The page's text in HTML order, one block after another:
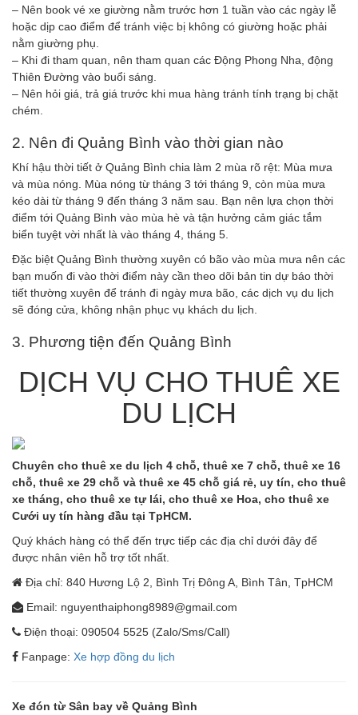
– Nên book vé xe giường nằm trước hơn 1 tuần vào các ngày lễ
hoặc dịp cao điểm để tránh việc bị không có giường hoặc phải
nằm giường phụ.
– Khi đi tham quan, nên tham quan các Động Phong Nha, động
Thiên Đường vào buổi sáng.
– Nên hỏi giá, trả giá trước khi mua hàng tránh tính trạng bị chặt
chém.
2. Nên đi Quảng Bình vào thời gian nào
Khí hậu thời tiết ở Quảng Bình chia làm 2 mùa rõ rệt: Mùa mưa
và mùa nóng. Mùa nóng từ tháng 3 tới tháng 9, còn mùa mưa
kéo dài từ tháng 9 đến tháng 3 năm sau. Bạn nên lựa chọn thời
điểm tới Quảng Bình vào mùa hè và tận hưởng cảm giác tắm
biển tuyệt vời nhất là vào tháng 4, tháng 5.
Đặc biệt Quảng Bình thường xuyên có bão vào mùa mưa nên các
bạn muốn đi vào thời điểm này cần theo dõi bản tin dự báo thời
tiết thường xuyên để tránh đi ngày mưa bão, các dịch vụ du lịch
sẽ đóng cửa, không nhận phục vụ khách du lịch.
3. Phương tiện đến Quảng Bình
DỊCH VỤ CHO THUÊ XE
DU LỊCH
Chuyên cho thuê xe du lịch 4 chỗ, thuê xe 7 chỗ, thuê xe 16
chỗ, thuê xe 29 chỗ và thuê xe 45 chỗ giá rẻ, uy tín, cho thuê
xe tháng, cho thuê xe tự lái, cho thuê xe Hoa, cho thuê xe
Cưới uy tín hàng đầu tại TpHCM.
Quý khách hàng có thể đến trực tiếp các địa chỉ dưới đây để
được nhân viên hỗ trợ tốt nhất.
Địa chỉ: 840 Hương Lộ 2, Bình Trị Đông A, Bình Tân, TpHCM
Email: nguyenthaiphong8989@gmail.com
Điện thoại: 090504 5525 (Zalo/Sms/Call)
Fanpage: Xe hợp đồng du lịch
Xe đón từ Sân bay về Quảng Bình